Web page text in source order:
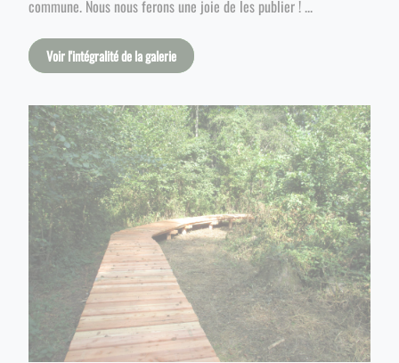
commune. Nous nous ferons une joie de les publier ! ...
Voir l'intégralité de la galerie